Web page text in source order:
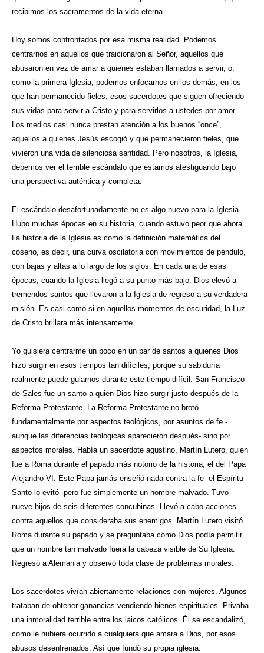
recibimos los sacramentos de la vida eterna.
Hoy somos confrontados por esa misma realidad. Podemos
centrarnos en aquellos que traicionaron al Señor, aquellos que
abusaron en vez de amar a quienes estaban llamados a servir, o,
como la primera Iglesia, podemos enfocarnos en los demás, en los
que han permanecido fieles, esos sacerdotes que siguen ofreciendo
sus vidas para servir a Cristo y para servirlos a ustedes por amor.
Los medios casi nunca prestan atención a los buenos “once”,
aquellos a quienes Jesús escogió y que permanecieron fieles, que
vivieron una vida de silenciosa santidad. Pero nosotros, la Iglesia,
debemos ver el terrible escándalo que estamos atestiguando bajo
una perspectiva auténtica y completa.
El escándalo desafortunadamente no es algo nuevo para la Iglesia.
Hubo muchas épocas en su historia, cuando estuvo peor que ahora.
La historia de la Iglesia es como la definición matemática del
coseno, es decir, una curva oscilatoria con movimientos de péndulo,
con bajas y altas a lo largo de los siglos. En cada una de esas
épocas, cuando la Iglesia llegó a su punto más bajo, Dios elevó a
tremendos santos que llevaron a la Iglesia de regreso a su verdadera
misión. Es casi como si en aquellos momentos de oscuridad, la Luz
de Cristo brillara más intensamente.
Yo quisiera centrarme un poco en un par de santos a quienes Dios
hizo surgir en esos tiempos tan difíciles, porque su sabiduría
realmente puede guiarnos durante este tiempo difícil. San Francisco
de Sales fue un santo a quien Dios hizo surgir justo después de la
Reforma Protestante. La Reforma Protestante no brotó
fundamentalmente por aspectos teológicos, por asuntos de fe -
aunque las diferencias teológicas aparecieron después- sino por
aspectos morales. Había un sacerdote agustino, Martín Lutero, quien
fue a Roma durante el papado más notorio de la historia, el del Papa
Alejandro VI. Este Papa jamás enseñó nada contra la fe -el Espíritu
Santo lo evitó- pero fue simplemente un hombre malvado. Tuvo
nueve hijos de seis diferentes concubinas. Llevó a cabo acciones
contra aquellos que consideraba sus enemigos. Martín Lutero visitó
Roma durante su papado y se preguntaba cómo Dios podía permitir
que un hombre tan malvado fuera la cabeza visible de Su Iglesia.
Regresó a Alemania y observó toda clase de problemas morales.
Los sacerdotes vivían abiertamente relaciones con mujeres. Algunos
trataban de obtener ganancias vendiendo bienes espirituales. Privaba
una inmoralidad terrible entre los laicos católicos. Él se escandalizó,
como le hubiera ocurrido a cualquiera que amara a Dios, por esos
abusos desenfrenados. Así que fundó su propia iglesia.